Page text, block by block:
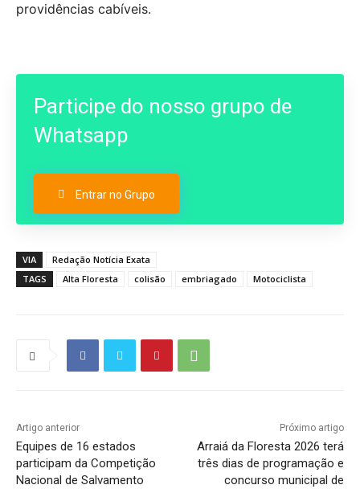
providências cabíveis.
Participe do nosso grupo de
Whatsapp
Entrar no Grupo
VIA
Redação Notícia Exata
TAGS
Alta Floresta colisão embriagado Motociclista
Artigo anterior
Equipes de 16 estados
participam da Competição
Nacional de Salvamento
Próximo artigo
Arraiá da Floresta 2026 terá
três dias de programação e
concurso municipal de